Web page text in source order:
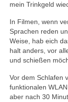
mein Trinkgeld
In Filmen, wenn
Sprachen reden
Weise, hab eich
halt anders, vor
und schießen
Vor dem Schlafen
funktionalen
aber nach 30